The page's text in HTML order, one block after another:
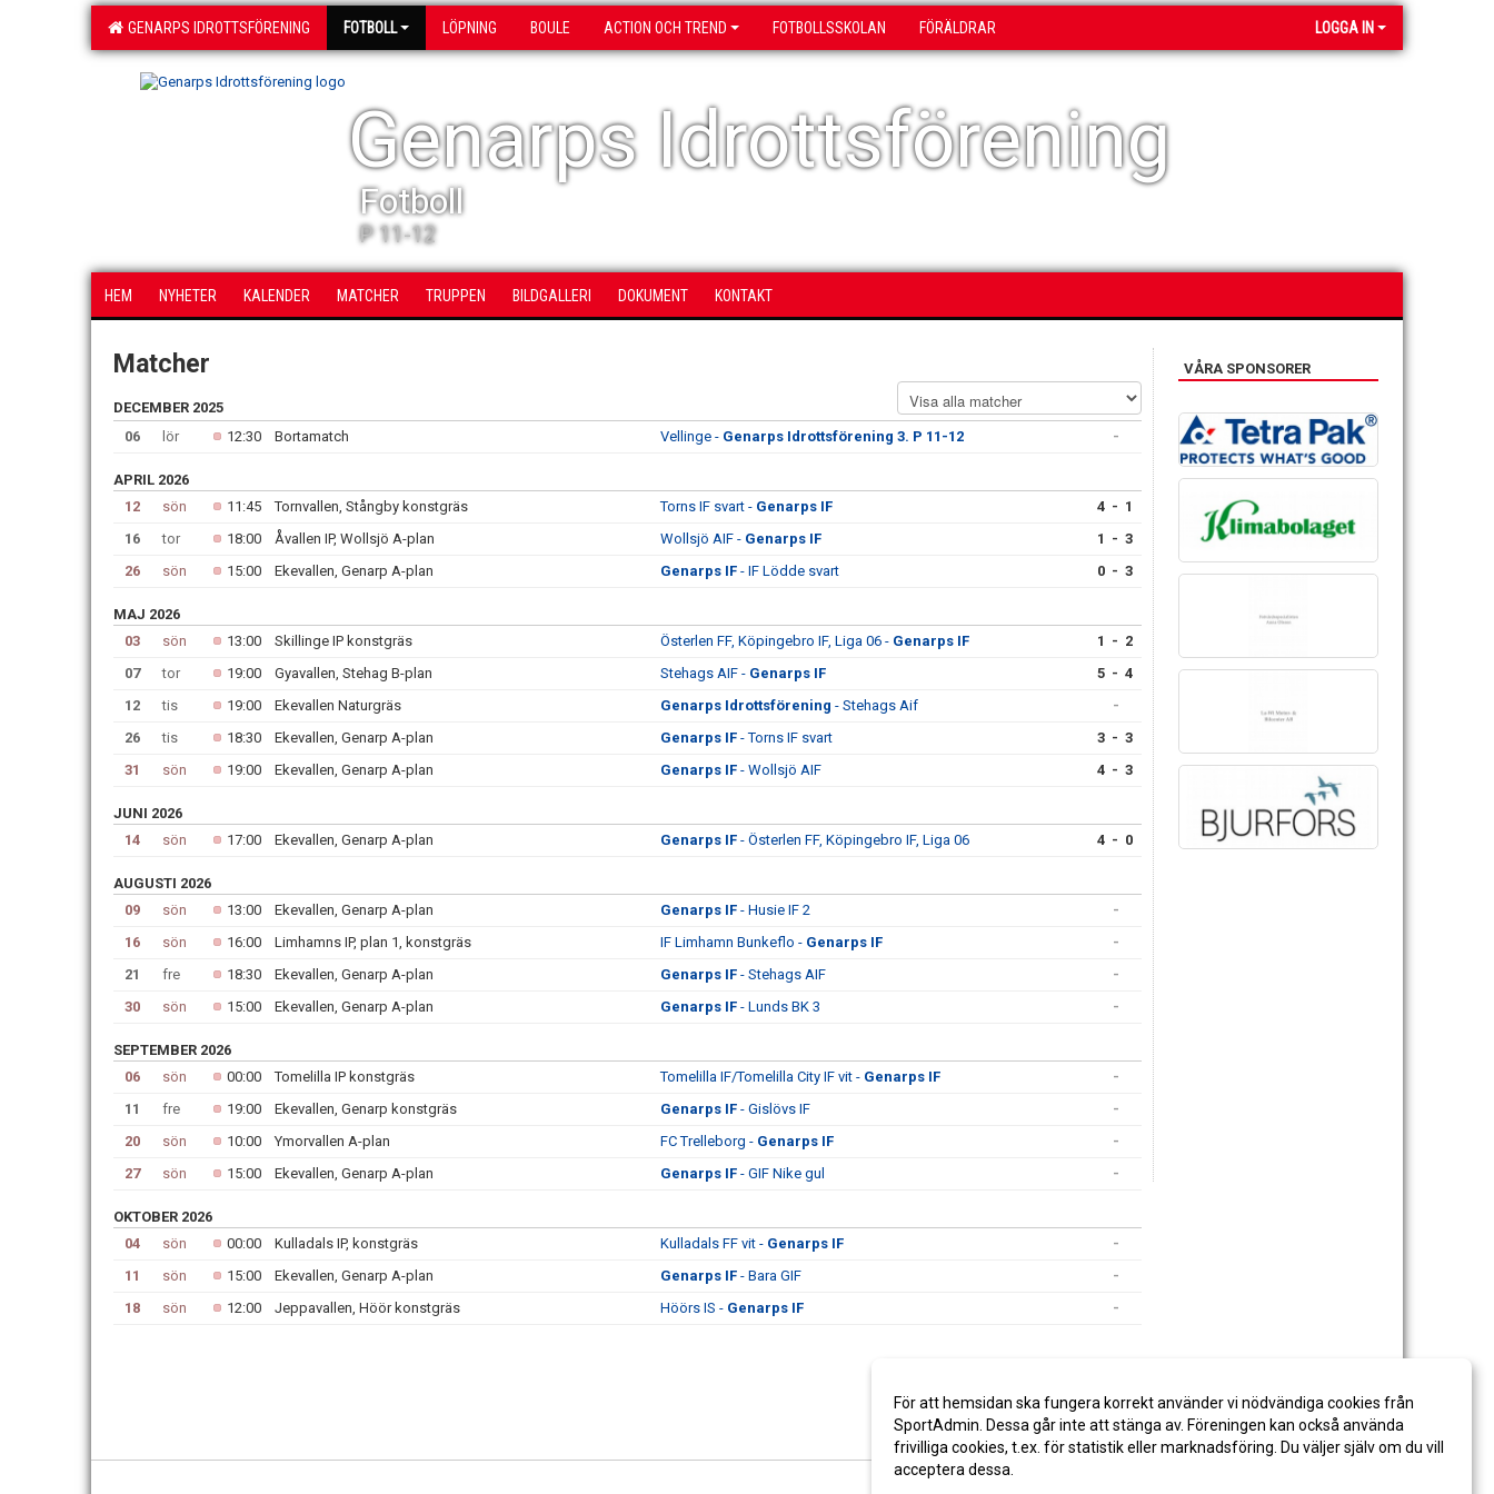
GENARPS IDROTTSFÖRENING FOTBOLL LÖPNING BOULE ACTION OCH TREND FOTBOLLSSKOLAN FÖRÄLDRAR LOGGA IN
Genarps Idrottsförening
Fotboll
P 11-12
HEM NYHETER KALENDER MATCHER TRUPPEN BILDGALLERI DOKUMENT KONTAKT
Matcher
DECEMBER 2025
06
lör 12:30 Bortamatch Vellinge - Genarps Idrottsförening 3. P 11-12 -
APRIL 2026
12
sön 11:45Tornvallen, Stångby konstgräs Torns IF svart - Genarps IF
4 - 1
16
tor 18:00 Åvallen IP, Wollsjö A-plan Wollsjö AIF - Genarps IF
1 - 3
26
sön 15:00 Ekevallen, Genarp A-plan Genarps IF - IF Lödde svart 0 - 3
MAJ 2026
03
sön 13:00 Skillinge IP konstgräs Österlen FF, Köpingebro IF, Liga 06 - Genarps IF
1 - 2
07
tor 19:00 Gyavallen, Stehag B-plan Stehags AIF - Genarps IF
5 - 4
12
tis 19:00 Ekevallen Naturgräs Genarps Idrottsförening - Stehags Aif
-
26
tis 18:30 Ekevallen, Genarp A-plan Genarps IF - Torns IF svart
3 - 3
31
sön 19:00 Ekevallen, Genarp A-plan Genarps IF - Wollsjö AIF 4 - 3
JUNI 2026
14
sön 17:00 Ekevallen, Genarp A-plan Genarps IF - Österlen FF, Köpingebro IF, Liga 06 4 - 0
AUGUSTI 2026
09
sön 13:00 Ekevallen, Genarp A-plan Genarps IF - Husie IF 2
-
16
sön 16:00 Limhamns IP, plan 1, konstgräs IF Limhamn Bunkeflo - Genarps IF
-
21
fre 18:30 Ekevallen, Genarp A-plan Genarps IF - Stehags AIF
-
30
sön 15:00 Ekevallen, Genarp A-plan Genarps IF - Lunds BK 3 -
SEPTEMBER 2026
06
sön 00:00Tomelilla IP konstgräs Tomelilla IF/Tomelilla City IF vit - Genarps IF
-
11
fre 19:00 Ekevallen, Genarp konstgräs Genarps IF - Gislövs IF
-
20
sön 10:00Ymorvallen A-plan FC Trelleborg - Genarps IF
-
27
sön 15:00 Ekevallen, Genarp A-plan Genarps IF - GIF Nike gul -
OKTOBER 2026
04
sön 00:00 Kulladals IP, konstgräs Kulladals FF vit - Genarps IF
-
11
sön 15:00 Ekevallen, Genarp A-plan Genarps IF - Bara GIF
-
18
sön 12:00 Jeppavallen, Höör konstgräs Höörs IS - Genarps IF -
VÅRA SPONSORER
För att hemsidan ska fungera korrekt använder vi nödvändiga cookies från
SportAdmin. Dessa går inte att stänga av. Föreningen kan också använda
frivilliga cookies, t.ex. för statistik eller marknadsföring. Du väljer själv om du vill
acceptera dessa.